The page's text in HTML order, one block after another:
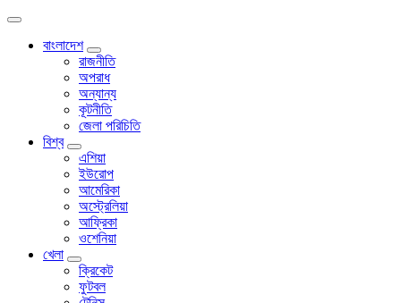
বাংলাদেশ
রাজনীতি
অপরাধ
অন্যান্য
কূটনীতি
জেলা পরিচিতি
বিশ্ব
এশিয়া
ইউরোপ
আমেরিকা
অস্ট্রেলিয়া
আফ্রিকা
ওশেনিয়া
খেলা
ক্রিকেট
ফুটবল